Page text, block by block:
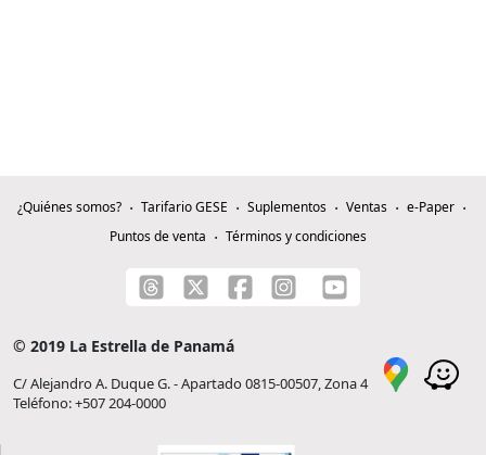
¿Quiénes somos? Tarifario GESE Suplementos Ventas
e-Paper
Puntos de venta
Términos y condiciones
© 2019 La Estrella de Panamá
C/ Alejandro A. Duque G. - Apartado 0815-00507, Zona 4
Teléfono: +507 204-0000